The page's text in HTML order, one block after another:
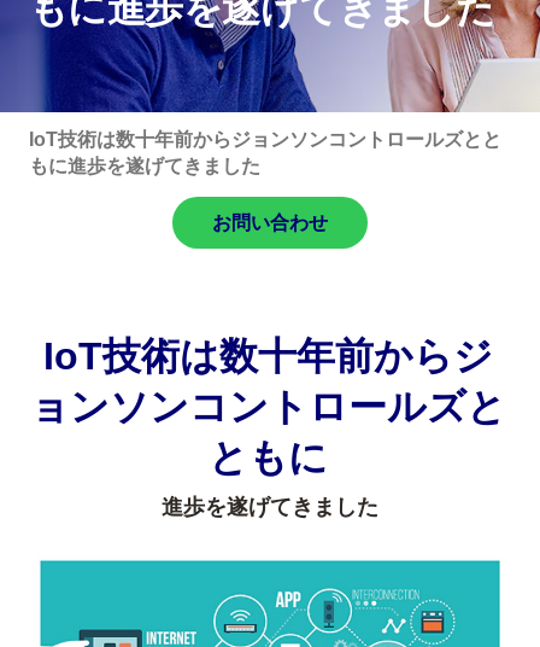
IoT技術は数十年前からジョンソンコントロールズとと
もに進歩を遂げてきました
お問い合わせ
IoT技術は数十年前からジ
ョンソンコントロールズと
ともに
進歩を遂げてきました